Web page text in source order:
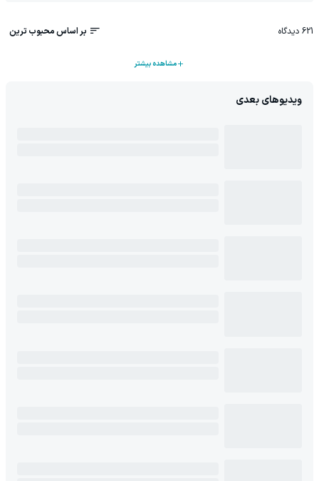
621 دیدگاه بر اساس محبوب ترین
مشاهده بیشتر
ویدیوهای بعدی